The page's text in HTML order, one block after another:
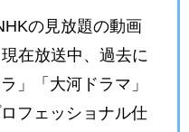
の見放題の動画
在放送中、過去に
」「大河ドラマ」
フェッショナル仕